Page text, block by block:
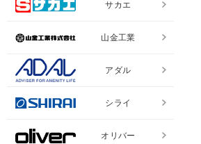
サカエ
山金工業
アダル
シライ
オリバー